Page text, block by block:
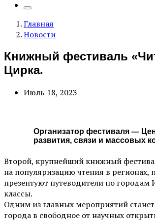
Главная
Новости
Книжный фестиваль
Цирка.
Июль 18, 2023
Организатор фестиваля —
развития, связи и массовых
Второй, крупнейший книжный
на популяризацию чтения в регионах,
презентуют путеводители по городам
классы.
Одним из главных мероприятий
города в свободное от научных